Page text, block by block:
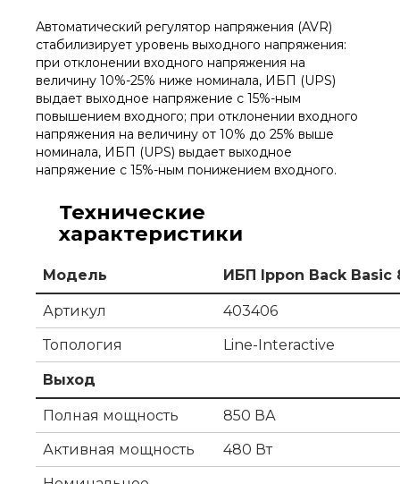
Автоматический регулятор напряжения (AVR)
стабилизирует уровень выходного напряжения:
при отклонении входного напряжения на
величину 10%-25% ниже номинала, ИБП (UPS)
выдает выходное напряжение с 15%-ным
повышением входного; при отклонении входного
напряжения на величину от 10% до 25% выше
номинала, ИБП (UPS) выдает выходное
напряжение с 15%-ным понижением входного.
Технические
характеристики
Модель ИБП Ippon Back Basic
Артикул
403406
Топология
Line-Interactive
Выход
Полная мощность
850 ВА
Активная мощность
480 Вт